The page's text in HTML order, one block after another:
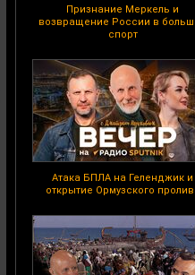
Признание Меркель и
возвращение России в
спорт
Атака БПЛА на Геленджик и
открытие Ормузского